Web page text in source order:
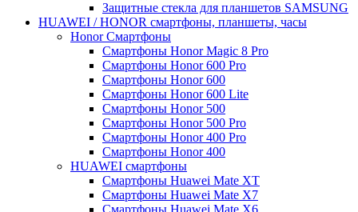
Защитные стекла для планшетов SAMSUNG
HUAWEI / HONOR cмартфоны, планшеты, часы
Honor Смартфоны
Смартфоны Honor Magic 8 Pro
Смартфоны Honor 600 Pro
Смартфоны Honor 600
Смартфоны Honor 600 Lite
Смартфоны Honor 500
Смартфоны Honor 500 Pro
Смартфоны Honor 400 Pro
Смартфоны Honor 400
HUAWEI cмартфоны
Смартфоны Huawei Mate XT
Смартфоны Huawei Mate X7
Смартфоны Huawei Mate X6